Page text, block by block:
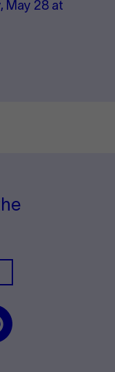
May 28 at